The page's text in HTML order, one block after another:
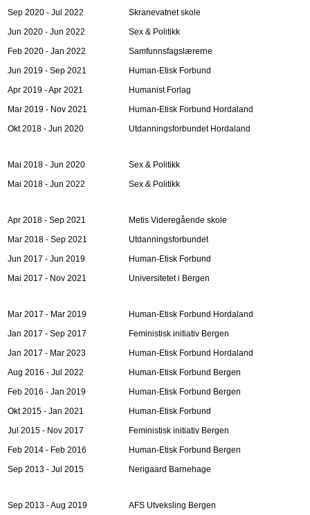
Sep 2020 - Jul 2022
Skranevatnet skole
Jun 2020 - Jun 2022
Sex & Politikk
Feb 2020 - Jan 2022
Samfunnsfagslærerne
Jun 2019 - Sep 2021
Human-Etisk Forbund
Apr 2019 - Apr 2021
Humanist Forlag
Mar 2019 - Nov 2021
Human-Etisk Forbund Hordaland
Okt 2018 - Jun 2020
Utdanningsforbundet Hordaland
Mai 2018 - Jun 2020
Sex & Politikk
Mai 2018 - Jun 2022
Sex & Politikk
Apr 2018 - Sep 2021
Metis Videregående skole
Mar 2018 - Sep 2021
Utdanningsforbundet
Jun 2017 - Jun 2019
Human-Etisk Forbund
Mai 2017 - Nov 2021
Universitetet i Bergen
Mar 2017 - Mar 2019
Human-Etisk Forbund Hordaland
Jan 2017 - Sep 2017
Feministisk initiativ Bergen
Jan 2017 - Mar 2023
Human-Etisk Forbund Hordaland
Aug 2016 - Jul 2022
Human-Etisk Forbund Bergen
Feb 2016 - Jan 2019
Human-Etisk Forbund Bergen
Okt 2015 - Jan 2021
Human-Etisk Forbund
Jul 2015 - Nov 2017
Feministisk initiativ Bergen
Feb 2014 - Feb 2016
Human-Etisk Forbund Bergen
Sep 2013 - Jul 2015
Nerigaard Barnehage
Sep 2013 - Aug 2019 AFS Utveksling Bergen